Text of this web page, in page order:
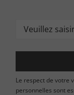
Le respect de votre
personnelles sont